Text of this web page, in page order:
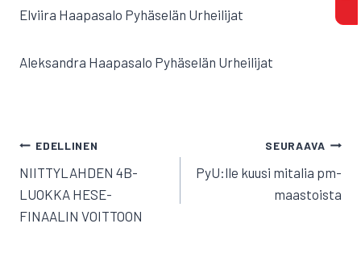
Elviira Haapasalo Pyhäselän Urheilijat
Aleksandra Haapasalo Pyhäselän Urheilijat
ARTIKKELIEN
SELAUS
EDELLINEN
NIITTYLAHDEN 4B-
LUOKKA HESE-
FINAALIN VOITTOON
SEURAAVA
PyU:lle kuusi mitalia pm-
maastoista